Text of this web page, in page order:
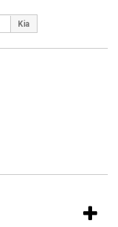
Kia